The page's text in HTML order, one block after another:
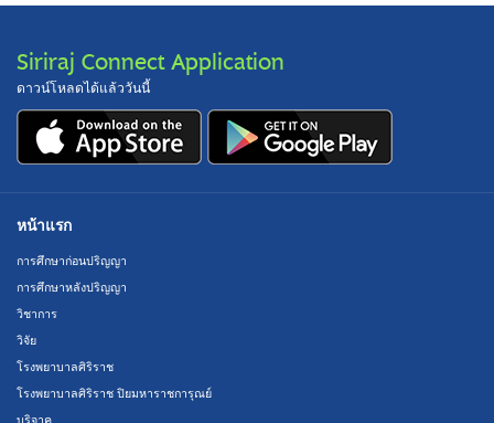
Siriraj Connect Application
ดาวน์โหลดได้แล้ววันนี้
หน้าแรก
การศึกษาก่อนปริญญา
การศึกษาหลังปริญญา
วิชาการ
วิจัย
โรงพยาบาลศิริราช
โรงพยาบาลศิริราช ปิยมหาราชการุณย์
บริจาค